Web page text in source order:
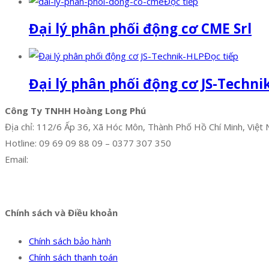
Đại lý phân phối động cơ CME Srl
Đọc tiếp
Đại lý phân phối động cơ JS-
Công Ty TNHH Hoàng Long Phú
Địa chỉ: 112/6 Ấp 36, Xã Hóc Môn, Thành Phố Hồ Chí Minh, Việt
Hotline: 09 69 09 88 09 – 0377 307 350
Email:
Chính sách và Điều khoản
Chính sách bảo hành
Chính sách thanh toán